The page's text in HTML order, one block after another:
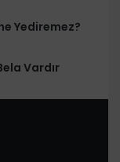
Yediremez?
Vardır